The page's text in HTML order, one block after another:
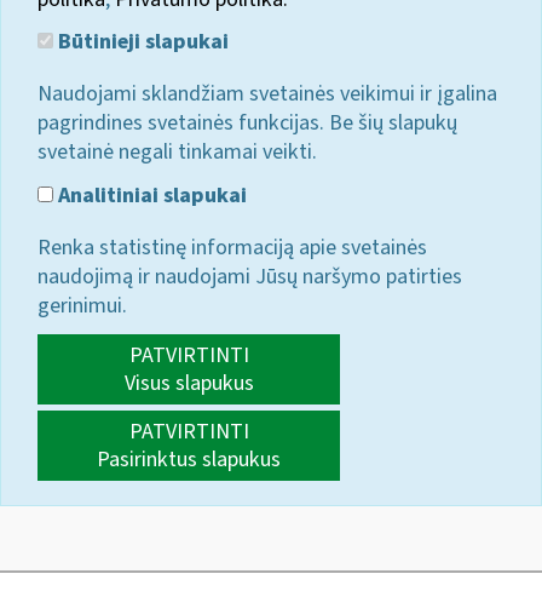
Būtinieji slapukai
Naudojami sklandžiam svetainės veikimui ir įgalina
pagrindines svetainės funkcijas. Be šių slapukų
svetainė negali tinkamai veikti.
Analitiniai slapukai
Renka statistinę informaciją apie svetainės
naudojimą ir naudojami Jūsų naršymo patirties
gerinimui.
PATVIRTINTI
Visus slapukus
PATVIRTINTI
Pasirinktus slapukus